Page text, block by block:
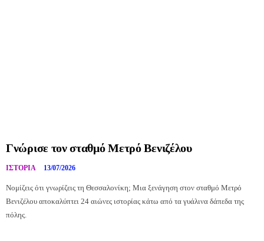
Γνώρισε τον σταθμό Μετρό Βενιζέλου
ΙΣΤΟΡΊΑ 13/07/2026
Νομίζεις ότι γνωρίζεις τη Θεσσαλονίκη; Μια ξενάγηση στον σταθμό Μετρό
Βενιζέλου αποκαλύπτει 24 αιώνες ιστορίας κάτω από τα γυάλινα δάπεδα της
πόλης.